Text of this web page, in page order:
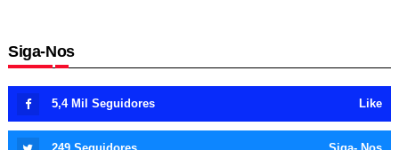
Siga-Nos
5,4 Mil Seguidores Like